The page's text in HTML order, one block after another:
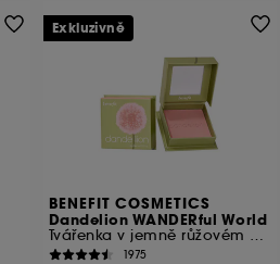
BENEFIT COSMETICS
Dandelion WANDERful World
Tvářenka v jemně růžovém odstínu
1975
Exkluzivně